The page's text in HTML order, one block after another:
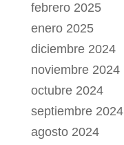
febrero 2025
enero 2025
diciembre 2024
noviembre 2024
octubre 2024
septiembre 2024
agosto 2024